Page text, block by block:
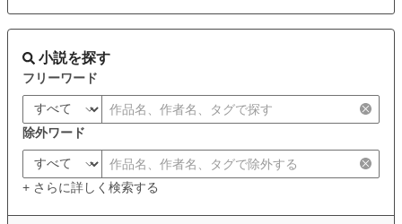
小説を探す
フリーワード
除外ワード
+ さらに詳しく検索する